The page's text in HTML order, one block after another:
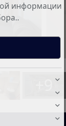
информации